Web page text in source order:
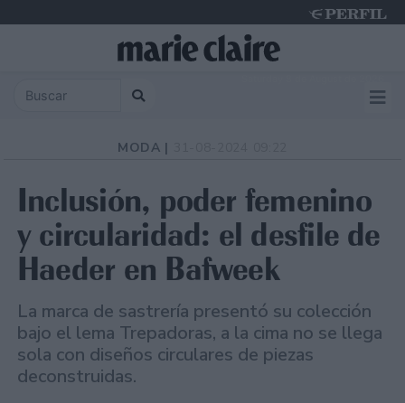
MODA |
Inclusión, poder femenino
y circularidad: el desfile de
Haeder en Bafweek
La marca de sastrería presentó su colección
bajo el lema Trepadoras, a la cima no se llega
sola con diseños circulares de piezas
deconstruidas.